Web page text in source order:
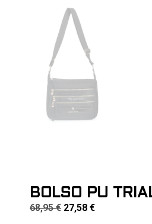
BOLSO PU
68,95€ 27,58 €